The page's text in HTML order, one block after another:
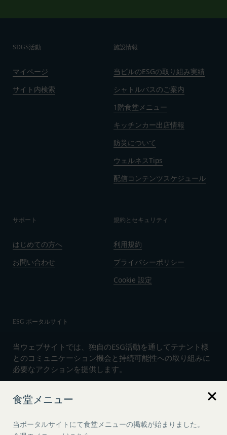
SDGS活動
マイページ
サイト内検索
施設情報
当ビルのESGの取り組み実績
シャトルバスのご案内
1階食堂メニュー
キッチンカー出店情報
防災について
ウェルネスTips
配信コンテンツスケジュール
サポート
はじめての方へ
お問い合わせ
規約とセキュリティ
利用規約
プライバシーポリシー
Cookie 設定
ESG ポータルサイト
当ウェブサイトでは、独自のESG活動を通してテナント様
とのコミュニケーション機会と持続可能性への取り組みに
必要なアクションを提供します。
言語
食堂メニュー
当ポータルサイトにて食堂メニューの掲載が始まりました。
約に関し訴訟の必要が生じた場合には、東京地方裁
す。
発効日：2021年9月1日
閉じる